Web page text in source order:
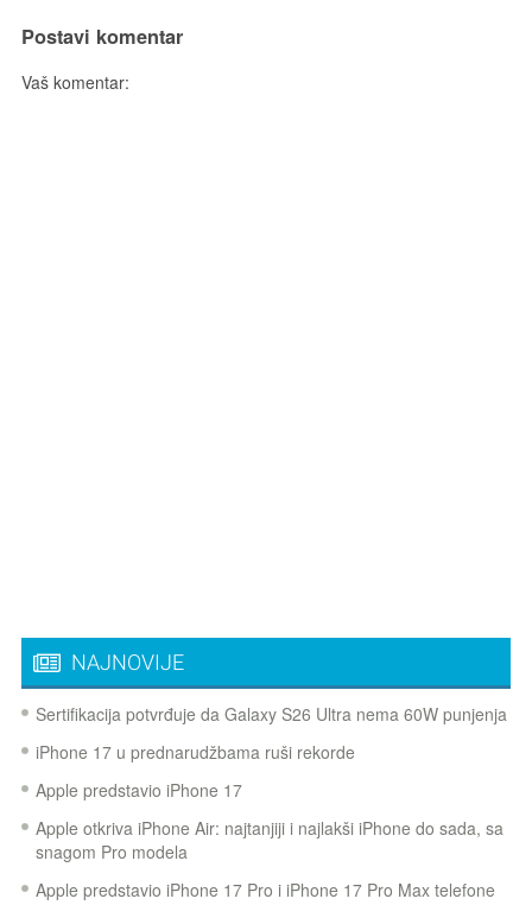
Postavi komentar
Vaš komentar:
NAJNOVIJE
Sertifikacija potvrđuje da Galaxy S26 Ultra nema 60W punjenja
iPhone 17 u prednarudžbama ruši rekorde
Apple predstavio iPhone 17
Apple otkriva iPhone Air: najtanjiji i najlakši iPhone do sada, sa
snagom Pro modela
Apple predstavio iPhone 17 Pro i iPhone 17 Pro Max telefone